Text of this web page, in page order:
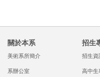
關於本系
美術系所簡介
系辦公室
招生
招生資
高中生